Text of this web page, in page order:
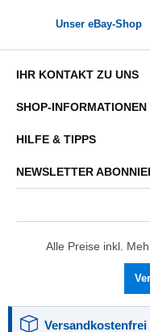
Unser eBay-Shop
IHR KONTAKT ZU UNS
SHOP-INFORMATIONEN
HILFE & TIPPS
NEWSLETTER
Alle Preise inkl.
Versandkostenfrei